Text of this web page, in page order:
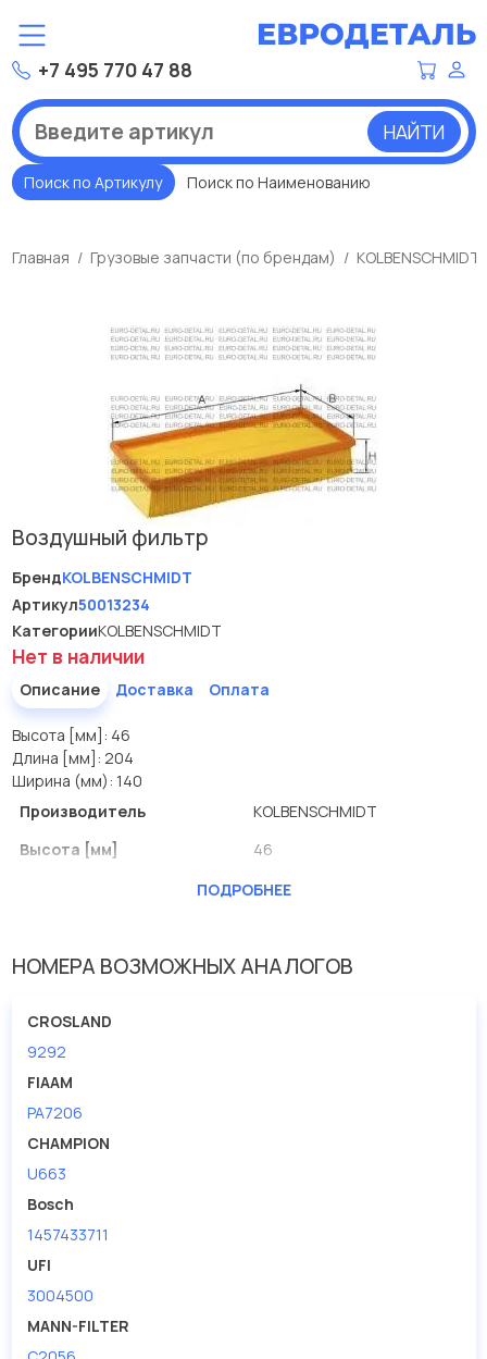
+7 495 770 47 88
НАЙТИ
Поиск по Артикулу Поиск по Наименованию
Главная Грузовые запчасти (по брендам) KOLBENSCHMIDT
Воздушный фильтр
БрендKOLBENSCHMIDT
Артикул50013234
КатегорииKOLBENSCHMIDT
Нет в наличии
Описание Доставка Оплата
Высота [мм]: 46
Длина [мм]: 204
Ширина (мм): 140
Производитель
KOLBENSCHMIDT
Высота [мм]
46
204
ПОДРОБНЕЕ
НОМЕРА ВОЗМОЖНЫХ АНАЛОГОВ
CROSLAND
9292
FIAAM
PA7206
CHAMPION
U663
Bosch
1457433711
UFI
3004500
MANN-FILTER